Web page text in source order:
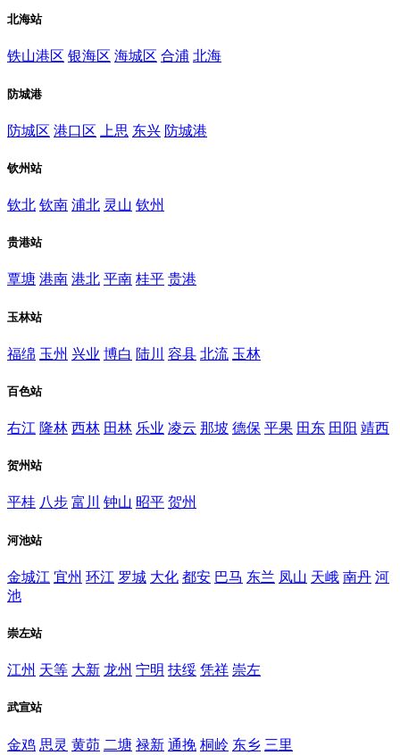
北海站
铁山港区 银海区 海城区 合浦 北海
防城港
防城区 港口区 上思 东兴 防城港
钦州站
钦北 钦南 浦北 灵山 钦州
贵港站
覃塘 港南 港北 平南 桂平 贵港
玉林站
福绵 玉州 兴业 博白 陆川 容县 北流 玉林
百色站
右江 隆林 西林 田林 乐业 凌云 那坡 德保 平果 田东 田阳 靖西
贺州站
平桂 八步 富川 钟山 昭平 贺州
河池站
金城江 宜州 环江 罗城 大化 都安 巴马 东兰 凤山 天峨 南丹 河
池
崇左站
江州 天等 大新 龙州 宁明 扶绥 凭祥 崇左
武宣站
金鸡 思灵 黄茆 二塘 禄新 通挽 桐岭 东乡 三里